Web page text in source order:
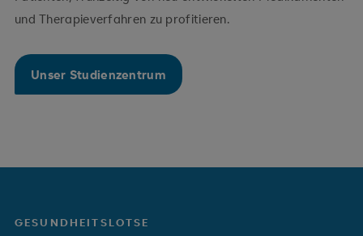
und Therapieverfahren zu profitieren.
Unser Studienzentrum
GESUNDHEITSLOTSE